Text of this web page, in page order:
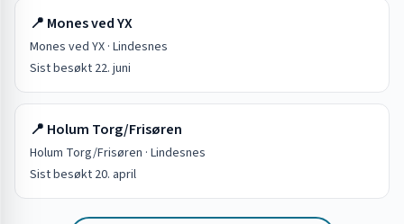
📍 Mones ved YX
Mones ved YX · Lindesnes
Sist besøkt 22. juni
📍 Holum Torg/Frisøren
Holum Torg/Frisøren · Lindesnes
Sist besøkt 20. april